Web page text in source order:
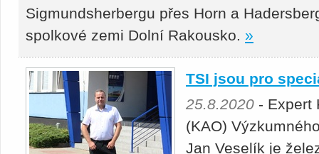
Sigmundsherbergu přes Horn a
spolkové zemi Dolní Rakousko. »
TSI jsou pro
25.8.2020 - Expert
(KAO)
Jan Veselík je